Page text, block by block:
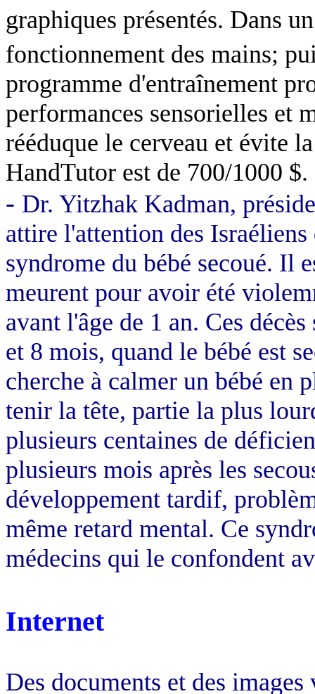
graphiques présentés. Dans
fonctionnement des mains;
programme d'entraînement
performances sensorielles et
rééduque le cerveau et évite
HandTutor est de 700/1000 $.
- Dr. Yitzhak Kadman,
attire l'attention des
syndrome du bébé secoué. Il
meurent pour avoir été
avant l'âge de 1 an. Ces
et 8 mois, quand le bébé est
cherche à calmer un bébé en
tenir la tête, partie la plus
plusieurs centaines de
plusieurs mois après les
développement tardif,
même retard mental. Ce
médecins qui le confondent
Internet
Des documents et des images